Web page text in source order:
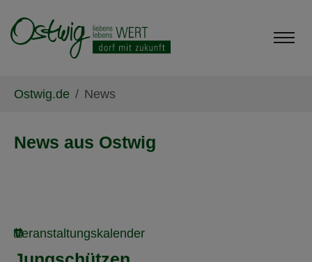
Ostwig.de News
News aus Ostwig
Veranstaltungskalender